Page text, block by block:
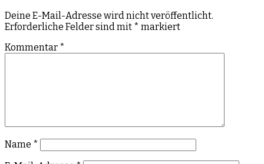
Deine E-Mail-Adresse wird nicht veröffentlicht.
Erforderliche Felder sind mit * markiert
Kommentar *
Name *